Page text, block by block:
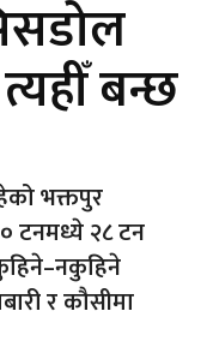
बन्छ
भक्तपुर
टनमध्ये २८ टन
र कौसीमा